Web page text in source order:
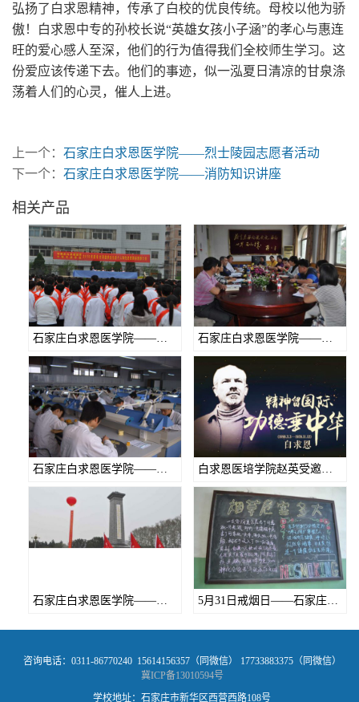
弘扬了白求恩精神，传承了白校的优良传统。母校以他为骄
傲！白求恩中专的孙校长说“英雄女孩小子涵”的孝心与惠连
旺的爱心感人至深，他们的行为值得我们全校师生学习。这
份爱应该传递下去。他们的事迹，似一泓夏日清凉的甘泉涤
荡着人们的心灵，催人上进。
上一个： 石家庄白求恩医学院——烈士陵园志愿者活动
下一个： 石家庄白求恩医学院——消防知识讲座
相关产品
石家庄白求恩医学院——口腔修复工艺专业 白求恩医培学院赵英受邀到河北垂职学校传播大爱
咨询电话：0311-86770240 15614156357（同微信） 17733883375（同微信）
冀ICP备13010594号
学校地址：石家庄市新华区西营西路108号